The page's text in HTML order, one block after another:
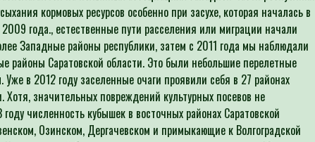
кормовых ресурсов особенно при засухе, которая началась в
года., естественные пути расселения или миграции начали
Западные районы республики, затем с 2011 года мы наблюдали
районы Саратовской области. Это были небольшие перелетные
в 2012 году заселенные очаги проявили себя в 27 районах
Хотя, значительных повреждений культурных посевов не
численность кубышек в восточных районах Саратовской
Озинском, Дергачевском и примыкающие к Волгоградской